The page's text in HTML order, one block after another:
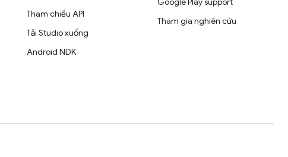
Tham chiếu API
Tải Studio xuống
Android NDK
Tham gia nghiên cứu